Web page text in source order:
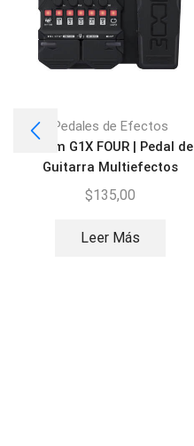
Pedales de Efectos
Zoom G1X FOUR | Pedal de
Guitarra Multiefectos
$135,00
Leer Más